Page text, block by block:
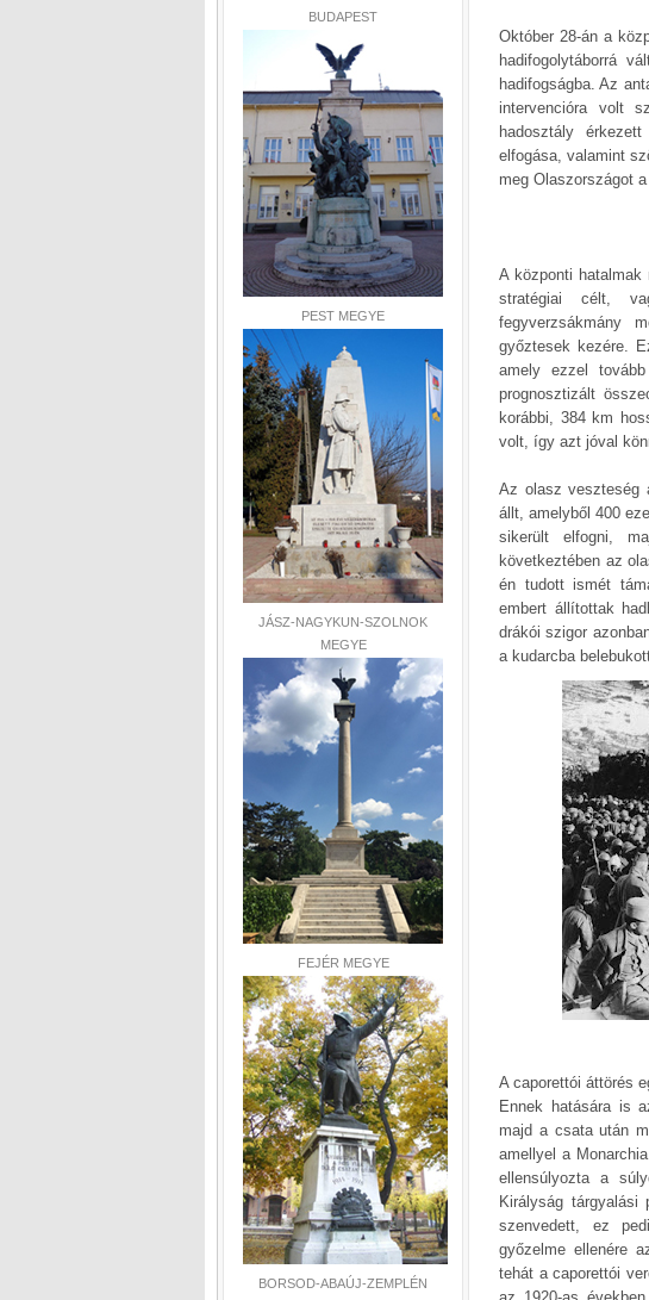
BUDAPEST
PEST MEGYE
JÁSZ-NAGYKUN-SZOLNOK
MEGYE
FEJÉR MEGYE
BORSOD-ABAÚJ-ZEMPLÉN
Október 28-án a
hadifogolytáborrá
hadifogságba. Az
intervencióra volt
hadosztály
elfogása, valamint
meg Olaszországot
A központi hatalmak
stratégiai célt,
fegyverzsákmány
győztesek kezére.
amely ezzel
prognosztizált
korábbi, 384 km
volt, így azt jóval
Az olasz veszteség
állt, amelyből 400
sikerült elfogni,
következtében az
én tudott ismét
embert állítottak
drákói szigor
a kudarcba
A caporettói áttörés
Ennek hatására is
majd a csata után
amellyel a
ellensúlyozta a
Királyság tárgyalási
szenvedett, ez
győzelme ellenére
tehát a caporettói